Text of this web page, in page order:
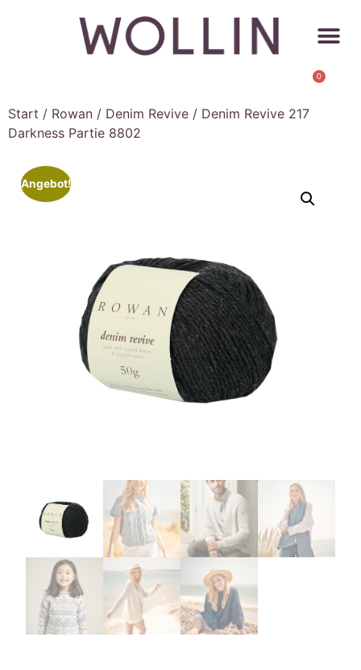
0
Start / Rowan / Denim Revive / Denim Revive 217
Darkness Partie 8802
Angebot!